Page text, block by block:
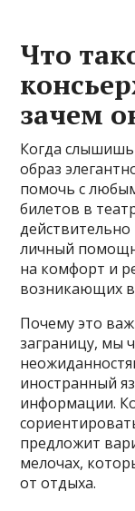
Что
зачем
Когда слышишь
образ
помочь с
билетов в
личный
на комфорт и
возникающих
Почему это
заграницу, мы
иностранный
информации.
предложит
мелочах,
от отдыха.